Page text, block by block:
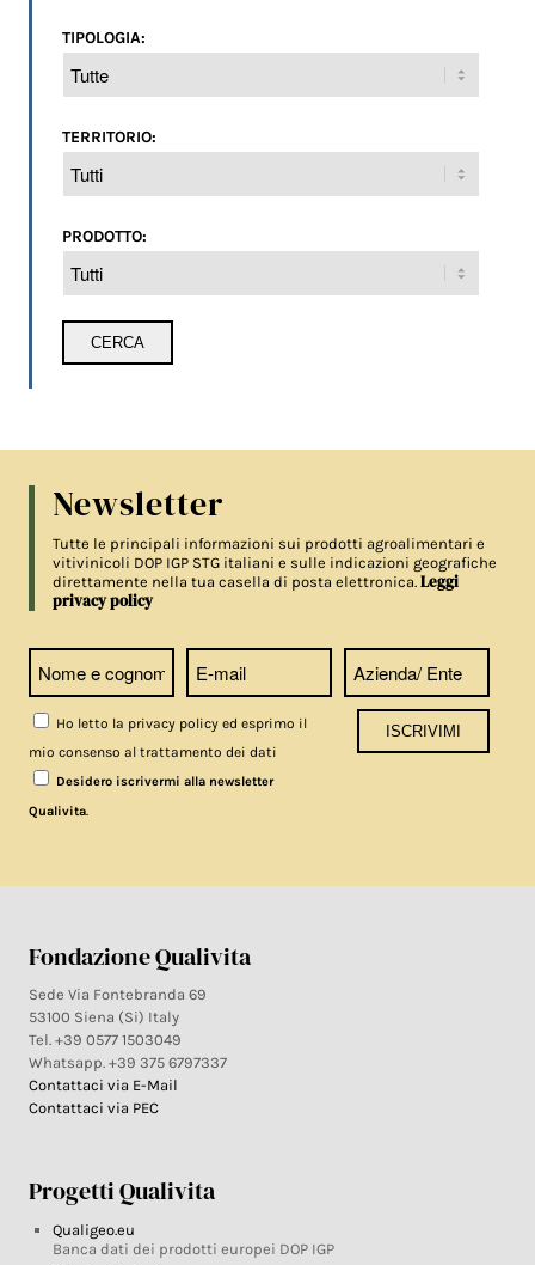
TIPOLOGIA:
TERRITORIO:
PRODOTTO:
Newsletter
Tutte le principali informazioni sui prodotti agroalimentari e
vitivinicoli DOP IGP STG italiani e sulle indicazioni geografiche
direttamente nella tua casella di posta elettronica.Leggi
privacy policy
Ho letto la privacy policy ed esprimo il
mio consenso al trattamento dei dati
Desidero iscrivermi alla newsletter
Qualivita.
Fondazione Qualivita
Sede Via Fontebranda 69
53100 Siena (Si) Italy
Tel. +39 0577 1503049
Whatsapp. +39 375 6797337
Contattaci via E-Mail
Contattaci via PEC
Progetti Qualivita
Qualigeo.eu
Banca dati dei prodotti europei DOP IGP